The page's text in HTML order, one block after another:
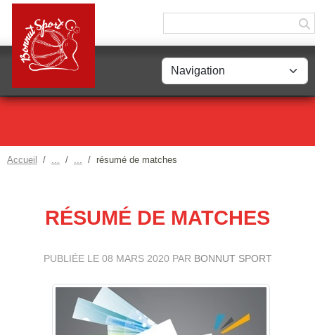
Accueil résumé de matches
RÉSUMÉ DE MATCHES
PUBLIÉE LE 08 MARS 2020 PAR BONNUT SPORT